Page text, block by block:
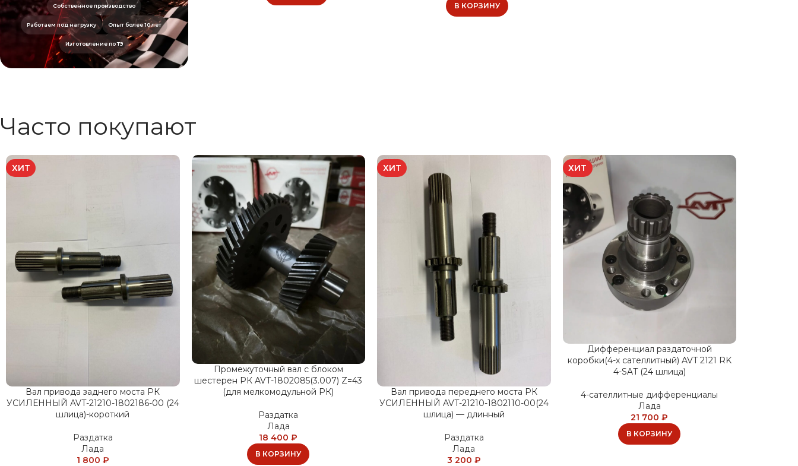
Собственное производство
Работаем под нагрузку Опыт более 10 лет
Изготовление по ТЗ
В КОРЗИНУ
Часто покупают
ХИТ
Вал привода заднего моста РК
УСИЛЕННЫЙ AVT-21210-1802186-00 (24
шлица)-короткий
Раздатка
Лада
1 800 ₽
Промежуточный вал с блоком
шестерен РК AVT-1802085(3.007) Z=43
(для мелкомодульной РК)
Раздатка
Лада
18 400₽
В КОРЗИНУ
ХИТ
Вал привода переднего моста РК
УСИЛЕННЫЙ AVT-21210-1802110-00(24
шлица) — длинный
Раздатка
Лада
3 200 ₽
ХИТ
Дифференциал раздаточной
коробки(4-х сателлитный) AVT 2121 RK
4-SAT (24 шлица)
4-сателлитные дифференциалы
Лада
21 700₽
В КОРЗИНУ